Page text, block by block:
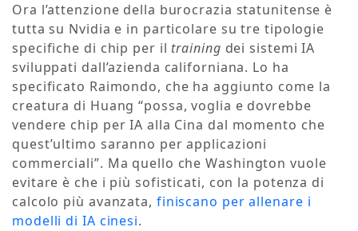
Ora l’attenzione della burocrazia statunitense è
tutta su Nvidia e in particolare su tre tipologie
specifiche di chip per il training dei sistemi IA
sviluppati dall’azienda californiana. Lo ha
specificato Raimondo, che ha aggiunto come la
creatura di Huang “possa, voglia e dovrebbe
vendere chip per IA alla Cina dal momento che
quest’ultimo saranno per applicazioni
commerciali”. Ma quello che Washington vuole
evitare è che i più sofisticati, con la potenza di
calcolo più avanzata, finiscano per allenare i
modelli di IA cinesi.